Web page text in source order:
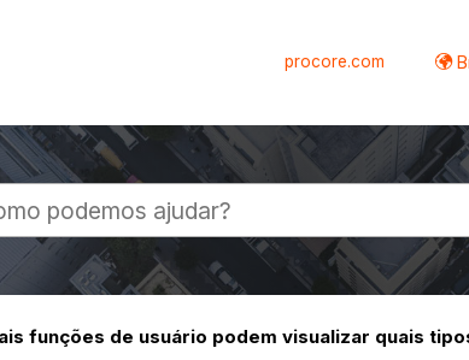
procore.com
funções de usuário podem visualizar quais